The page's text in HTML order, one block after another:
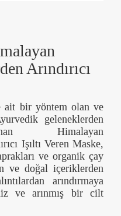
Arındırıcı
ait bir yöntem olan ve
geleneklerden
Himalayan
Işıltı Veren Maske,
ve organik çay
ve doğal içeriklerden
arındırmaya
ve arınmış bir cilt